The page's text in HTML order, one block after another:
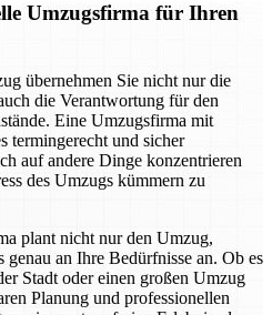
Umzugsfirma für Ihren
übernehmen Sie nicht nur die
die Verantwortung für den
Eine Umzugsfirma mit
termingerecht und sicher
auf andere Dinge konzentrieren
des Umzugs kümmern zu
plant nicht nur den Umzug,
genau an Ihre Bedürfnisse an. Ob es
Stadt oder einen großen Umzug
Planung und professionellen